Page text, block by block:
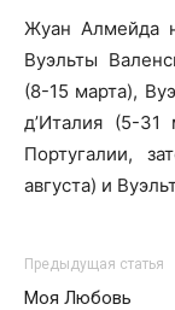
Жуан Алмейда
Вуэльты
(8-15 марта),
д’Италия (5-
Португалии,
августа) и
Предыдущая статья
Моя Любовь